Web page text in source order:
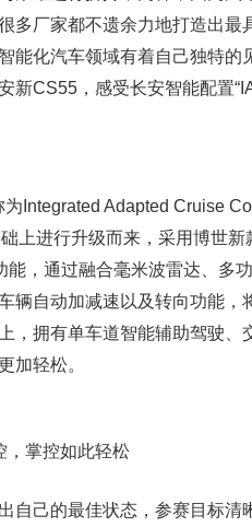
多厂家都不遗余力地打造出最
能化汽车领域有着自己独特
新CS55，感受长安智能配置
为 Integrated Adapted Cruise
上进行升级而来，采用博世
能，通过融合毫米波雷达、多
辆自动加减速以及转向功能
，拥有单车道智能辅助驾驶
加轻松。
，掌控如此轻松
自己的最佳状态，参赛目标